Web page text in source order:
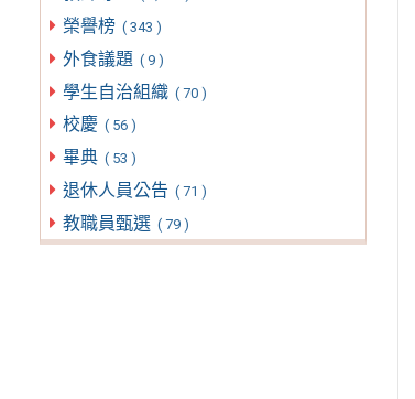
榮譽榜 ( 343 )
外食議題 ( 9 )
學生自治組織 ( 70 )
校慶 ( 56 )
畢典 ( 53 )
退休人員公告 ( 71 )
教職員甄選 ( 79 )